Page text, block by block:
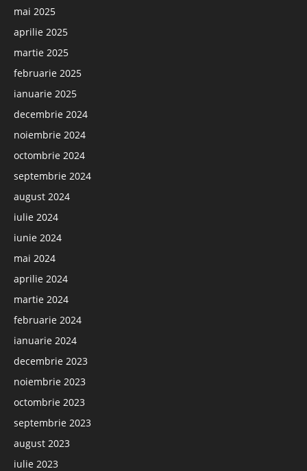
mai 2025
aprilie 2025
martie 2025
februarie 2025
ianuarie 2025
decembrie 2024
noiembrie 2024
octombrie 2024
septembrie 2024
august 2024
iulie 2024
iunie 2024
mai 2024
aprilie 2024
martie 2024
februarie 2024
ianuarie 2024
decembrie 2023
noiembrie 2023
octombrie 2023
septembrie 2023
august 2023
iulie 2023